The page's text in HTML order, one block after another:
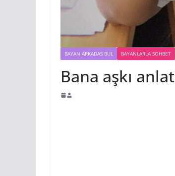
BAYAN ARKADAS BUL BAYANLARLA SOHBET
Bana aşkı anlat